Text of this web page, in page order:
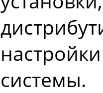
системы.